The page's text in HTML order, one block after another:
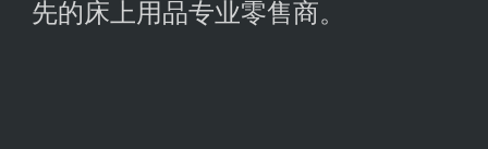
先的床上用品专业零售商。